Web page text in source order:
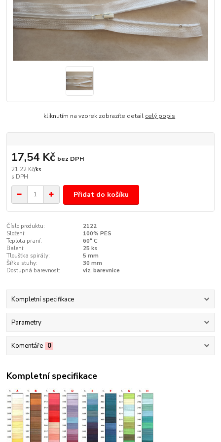
kliknutím na vzorek zobrazíte detail celý popis
21,22 Kč/ks
17,54 Kč bez DPH
Přidat do košíku
Číslo produktu:
2122
Složení:
100% PES
Teplota praní:
60° C
Balení:
25 ks
Tloušťka spirály:
5 mm
Šířka stuhy:
30 mm
Dostupná barevnost:
viz. barevnice
Kompletní specifikace
Parametry
Komentáře 0
Kompletní specifikace